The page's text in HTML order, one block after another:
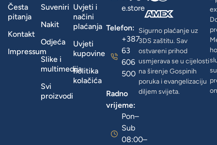
Česta
pitanja
Kontakt
Impressum
Suveniri
Nakit
Odjeća
Slike i
multimedija
Svi
proizvodi
Uvjeti i
načini
plaćanja
Uvjeti
kupovine
Politika
kolačića
e.store
Telefon:
+387
63
606
500
Radno
vrijeme:
Pon–
Sub
08:00–
Sigurno plaćanje uz
3DS zaštitu. Sav
ostvareni prihod
usmjerava se u cijelosti
na širenje Gospinih
poruka i evangelizaciju
diljem svijeta.